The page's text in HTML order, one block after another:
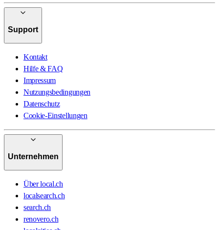
Support
Kontakt
Hilfe & FAQ
Impressum
Nutzungsbedingungen
Datenschutz
Cookie-Einstellungen
Unternehmen
Über local.ch
localsearch.ch
search.ch
renovero.ch